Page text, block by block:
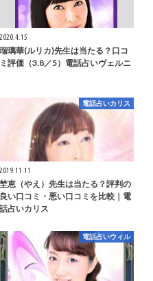
2020.4.15
瑠璃華(ルリカ)先生は当たる？口コ
ミ評価（3.8／5）電話占いヴェルニ
電話占いカリス
2019.11.11
埜恵（やえ）先生は当たる？評判の
良い口コミ・悪い口コミを比較｜電
話占いカリス
電話占いウィル